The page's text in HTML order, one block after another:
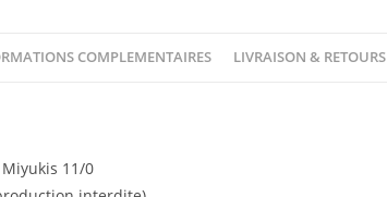
COMPLEMENTAIRES LIVRAISON & RETOURS
11/0